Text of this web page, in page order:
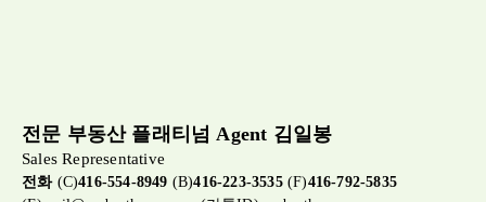
전문 부동산 플래티넘 Agent 김일봉
Sales Representative
전화(C)416-554-8949 (B)416-223-3535(F)416-792-5835